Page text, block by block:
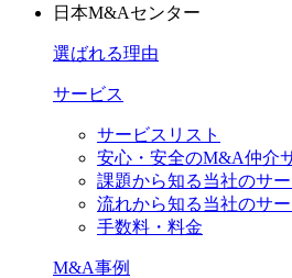
日本M&Aセンター
選ばれる理由
サービス
サービスリスト
安心・安全のM&A仲介
課題から知る当社のサ
流れから知る当社のサ
手数料・料金
M&A事例